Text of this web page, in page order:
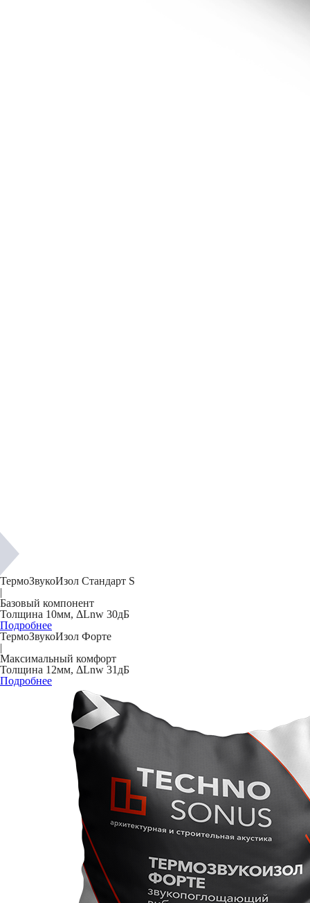
ТермоЗвукоИзол Стандарт S
|
Базовый компонент
Толщина 10мм, ΔLnw 30дБ
Подробнее
ТермоЗвукоИзол Форте
|
Максимальный комфорт
Толщина 12мм, ΔLnw 31дБ
Подробнее